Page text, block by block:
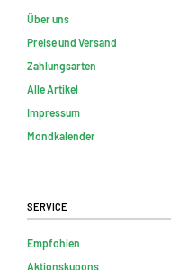
Über uns
Preise und Versand
Zahlungsarten
Alle Artikel
Impressum
Mondkalender
Service
Empfohlen
Aktionskupons